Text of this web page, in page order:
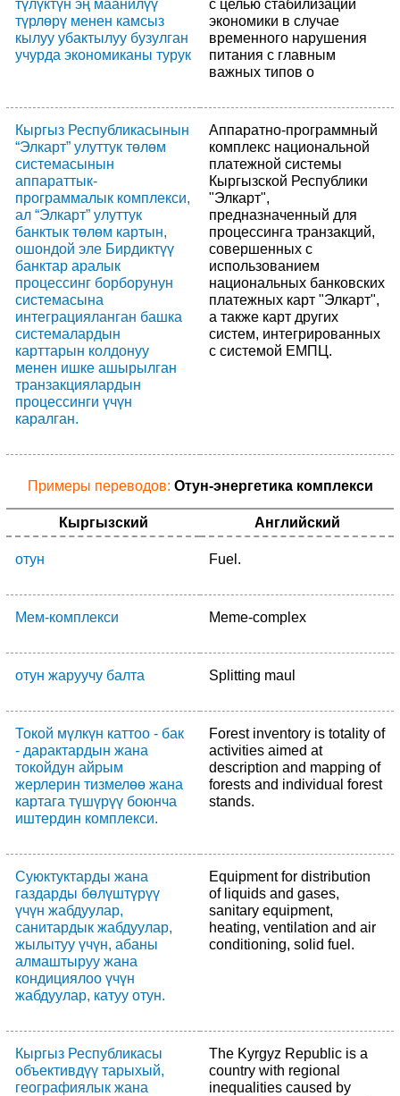
түлүктүн эң маанилүү
түрлөрү менен камсыз
кылуу убактылуу бузулган
учурда экономиканы турук
с целью стабилизации
экономики в случае
временного нарушения
питания с главным
важных типов о
Кыргыз Республикасынын
“Элкарт” улуттук төлөм
системасынын
аппараттык-
программалык комплекси,
ал “Элкарт” улуттук
банктык төлөм картын,
ошондой эле Бирдиктүү
банктар аралык
процессинг борборунун
системасына
интеграцияланган башка
системалардын
карттарын колдонуу
менен ишке ашырылган
транзакциялардын
процессинги үчүн
каралган.
Аппаратно-программный
комплекс национальной
платежной системы
Кыргызской Республики
"Элкарт",
предназначенный для
процессинга транзакций,
совершенных с
использованием
национальных банковских
платежных карт "Элкарт",
а также карт других
систем, интегрированных
с системой ЕМПЦ.
Примеры переводов: Отун-энергетика комплекси
Кыргызский Английский
отун Fuel.
Мем-комплекси Meme-complex
отун жаруучу балта Splitting maul
Токой мүлкүн каттоо - бак
- дарактардын жана
токойдун айрым
жерлерин тизмелөө жана
картага түшүрүү боюнча
иштердин комплекси.
Forest inventory is totality of
activities aimed at
description and mapping of
forests and individual forest
stands.
Суюктуктарды жана
газдарды бөлүштүрүү
үчүн жабдуулар,
санитардык жабдуулар,
жылытуу үчүн, абаны
алмаштыруу жана
кондициялоо үчүн
жабдуулар, катуу отун.
Equipment for distribution
of liquids and gases,
sanitary equipment,
heating, ventilation and air
conditioning, solid fuel.
Кыргыз Республикасы
объективдүү тарыхый,
географиялык жана
The Kyrgyz Republic is a
country with regional
inequalities caused by